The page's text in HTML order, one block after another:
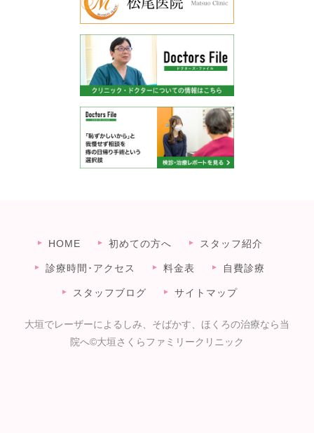
HOME 初めての方へ スタッフ紹介
診療時間･アクセス 料金表 自費診療
スタッフブログ サイトマップ
大垣でレーザーによるしみ、そばかす、ほくろの治療なら当
院へ©大垣さくらファミリークリニック